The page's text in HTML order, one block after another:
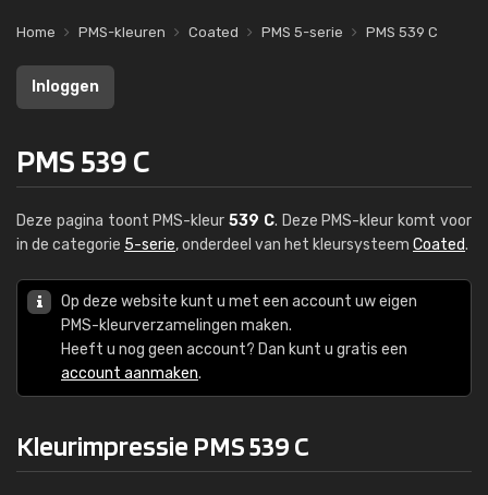
Home PMS-kleuren Coated PMS 5-serie PMS 539 C
Inloggen
PMS 539 C
Deze pagina toont PMS-kleur539 C. Deze PMS-kleur komt voor
in de categorie 5-serie, onderdeel van het kleursysteem Coated.
Op deze website kunt u met een account uw eigen
PMS-kleurverzamelingen maken.
Heeft u nog geen account? Dan kunt u gratis een
account aanmaken.
Kleurimpressie PMS 539 C